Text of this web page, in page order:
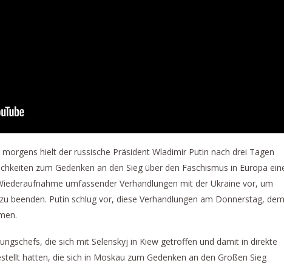
hielt der russische Präsident Wladimir Putin nach drei Tagen
zum Gedenken an den Sieg über den Faschismus in Europa
umfassender Verhandlungen mit der Ukraine vor, um
beenden. Putin schlug vor, diese Verhandlungen am Donnerstag, dem
die sich mit Selenskyj in Kiew getroffen und damit in direkte
hatten, die sich in Moskau zum Gedenken an den Großen Sieg